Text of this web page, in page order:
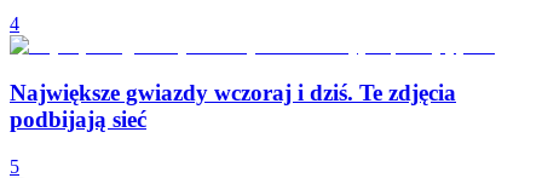
4
Największe gwiazdy wczoraj i dziś. Te zdjęcia
podbijają sieć
5